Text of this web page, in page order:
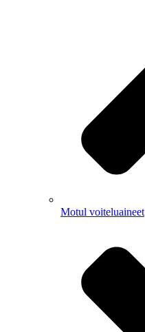
Motul voiteluaineet